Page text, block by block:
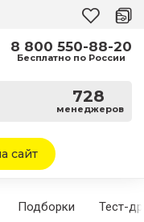
728
менеджеров
8 800 550-88-20
Бесплатно по России
сайт
Подборки Тест-